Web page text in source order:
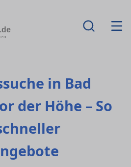
.de
in Bad
der Höhe – So